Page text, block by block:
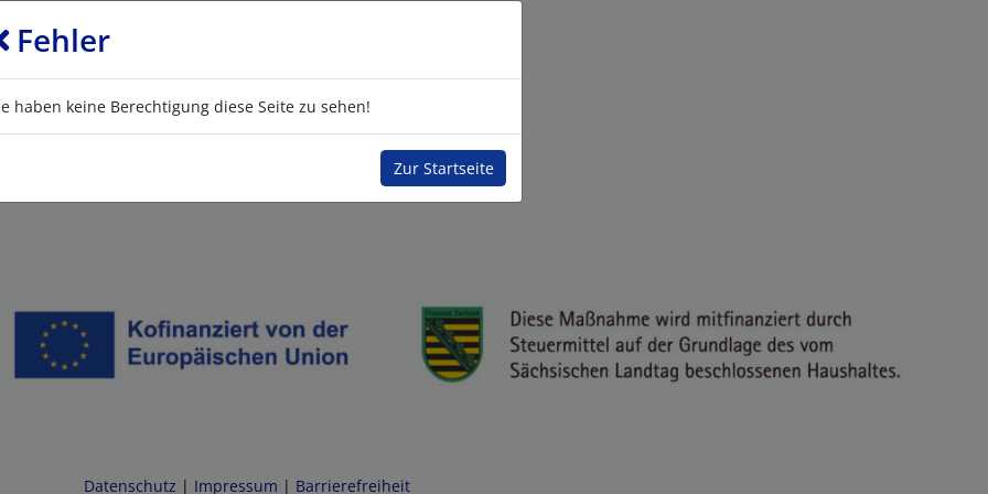
Fehler
haben keine Berechtigung diese Seite zu sehen!
Zur Startseite
Datenschutz | Impressum | Barrierefreiheit